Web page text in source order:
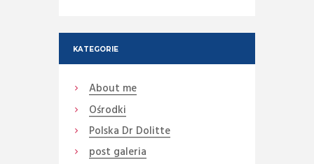
KATEGORIE
About me
Ośrodki
Polska Dr Dolitte
post galeria